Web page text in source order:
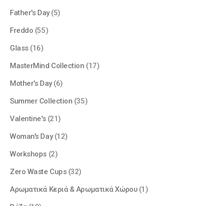
Father's Day (5)
Freddo (55)
Glass (16)
MasterMind Collection (17)
Mother's Day (6)
Summer Collection (35)
Valentine's (21)
Woman's Day (12)
Workshops (2)
Zero Waste Cups (32)
Αρωματικά Κεριά & Αρωματικά Χώρου (1)